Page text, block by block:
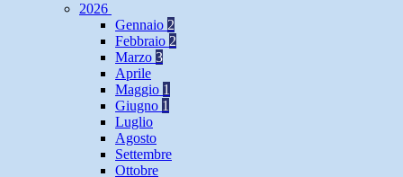
2026
Gennaio 2
Febbraio 2
Marzo 3
Aprile
Maggio 1
Giugno 1
Luglio
Agosto
Settembre
Ottobre